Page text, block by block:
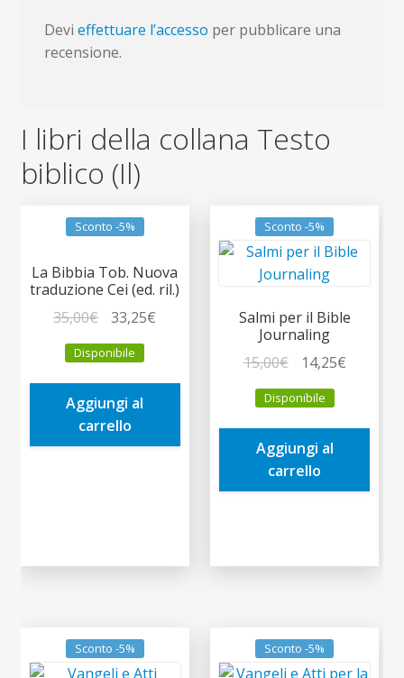
Devi effettuare l’accesso per pubblicare una
recensione.
I libri della collana Testo
biblico (Il)
Sconto -5%
La Bibbia Tob. Nuova
traduzione Cei (ed. ril.)
35,00€
prezzo
originale
era:
35,00€.
33,25€
è:
Disponibile
Aggiungi al
carrello
Sconto -5%
Salmi per il Bible
Journaling
15,00€
prezzo
originale
era:
15,00€.
14,25€Il
è:
Disponibile
Aggiungi al
carrello
Sconto -5% Sconto -5%